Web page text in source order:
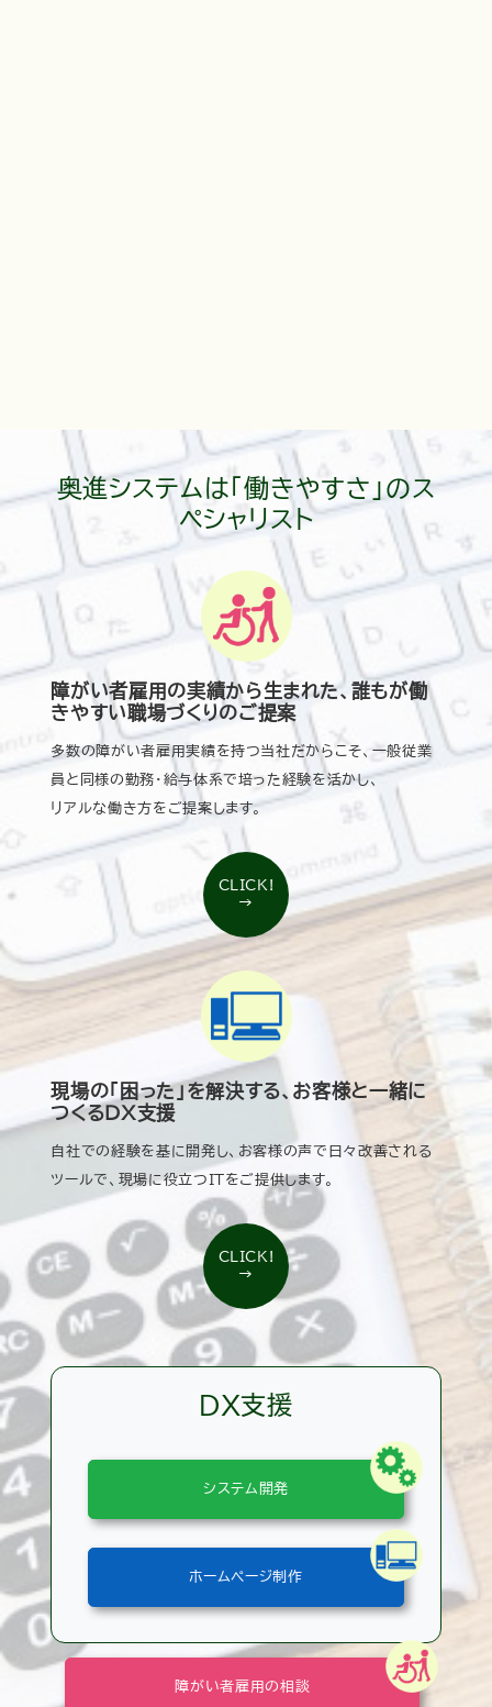
奥進システムは「働きやすさ」のス
ペシャリスト
障がい者雇用の実績から生まれた、誰もが働
きやすい職場づくりのご提案
多数の障がい者雇用実績を持つ当社だからこそ、一般従業
員と同様の勤務・給与体系で培った経験を活かし、
リアルな働き方をご提案します。
CLICK!
→
現場の「困った」を解決する、お客様と一緒に
つくるDX支援
自社での経験を基に開発し、お客様の声で日々改善される
ツールで、現場に役立つITをご提供します。
CLICK!
→
DX支援
システム開発
ホームページ制作
障がい者雇用の相談